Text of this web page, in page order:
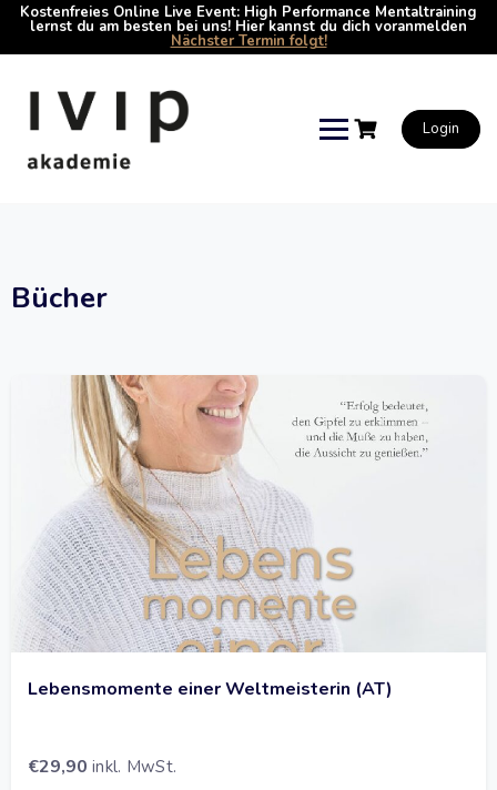
Kostenfreies Online Live Event: High Performance Mentaltraining
lernst du am besten bei uns! Hier kannst du dich voranmelden
Nächster Termin folgt!
Login
Bücher
Lebensmomente einer Weltmeisterin (AT)
€29,90 inkl. MwSt.